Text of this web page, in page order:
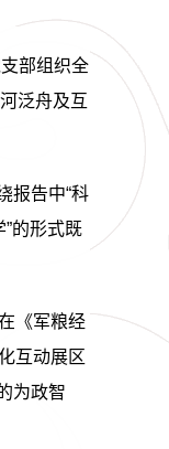
部组织全
泛舟及互
报告中“科
”的形式既
《军粮经
互动展区
为政智